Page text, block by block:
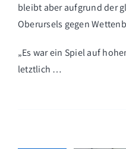
bleibt aber aufgrund der
Oberursels gegen
„Es war ein Spiel auf
letztlich …